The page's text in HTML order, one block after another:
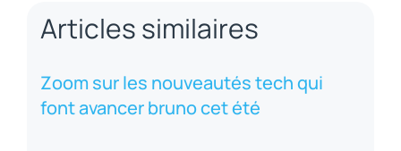
Articles similaires
Zoom sur les nouveautés tech qui
font avancer bruno cet été